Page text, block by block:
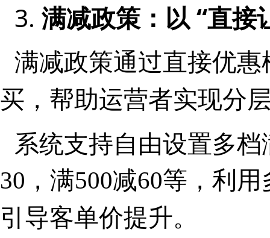
3. 满减政策：以 “直接
满减政策通过直接优惠
买， 帮助运营者实现分
系统支持自由设置多
30，满500减60等，利
引导客单价提升。